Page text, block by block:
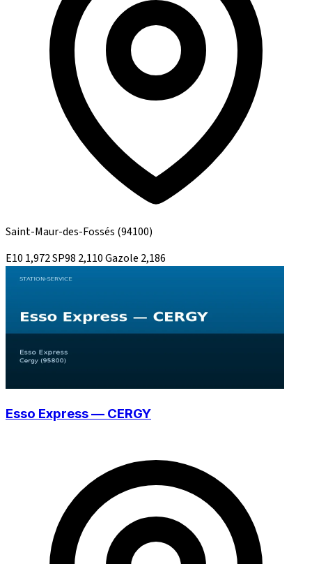
Saint-Maur-des-Fossés (94100)
E10 1,972SP98 2,110Gazole 2,186
Esso Express — CERGY